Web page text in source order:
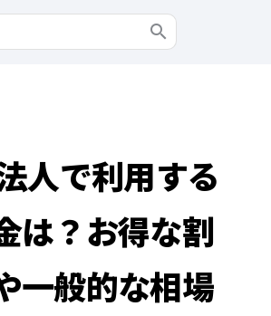
人で利用する
は？お得な割
一般的な相場